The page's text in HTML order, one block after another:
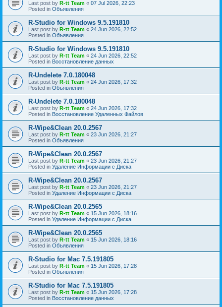
Last post by R-tt Team « 07 Jul 2026, 22:23
Posted in Объявления
R-Studio for Windows 9.5.191810
Last post by R-tt Team « 24 Jun 2026, 22:52
Posted in Объявления
R-Studio for Windows 9.5.191810
Last post by R-tt Team « 24 Jun 2026, 22:52
Posted in Восстановление данных
R-Undelete 7.0.180048
Last post by R-tt Team « 24 Jun 2026, 17:32
Posted in Объявления
R-Undelete 7.0.180048
Last post by R-tt Team « 24 Jun 2026, 17:32
Posted in Восстановление Удаленных Файлов
R-Wipe&Clean 20.0.2567
Last post by R-tt Team « 23 Jun 2026, 21:27
Posted in Объявления
R-Wipe&Clean 20.0.2567
Last post by R-tt Team « 23 Jun 2026, 21:27
Posted in Удаление Информации с Диска
R-Wipe&Clean 20.0.2567
Last post by R-tt Team « 23 Jun 2026, 21:27
Posted in Удаление Информации с Диска
R-Wipe&Clean 20.0.2565
Last post by R-tt Team « 15 Jun 2026, 18:16
Posted in Удаление Информации с Диска
R-Wipe&Clean 20.0.2565
Last post by R-tt Team « 15 Jun 2026, 18:16
Posted in Объявления
R-Studio for Mac 7.5.191805
Last post by R-tt Team « 15 Jun 2026, 17:28
Posted in Объявления
R-Studio for Mac 7.5.191805
Last post by R-tt Team « 15 Jun 2026, 17:28
Posted in Восстановление данных